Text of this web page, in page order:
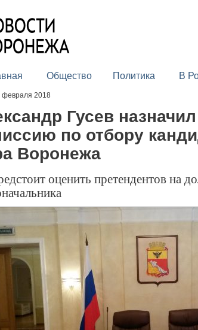
Общество Политика В
февраля 2018
Гусев
по отбору
Воронежа
оценить претендентов на